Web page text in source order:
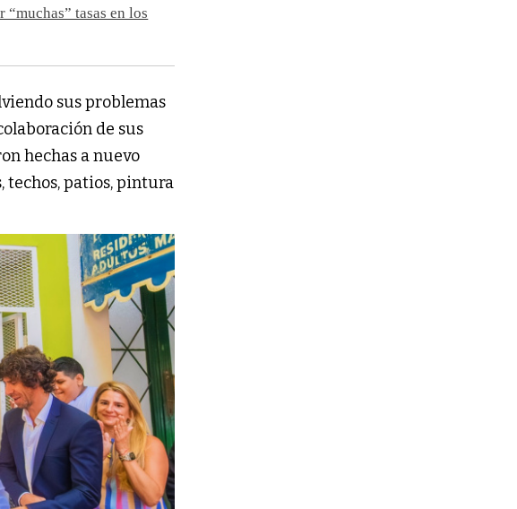
tasas en los
sus problemas
de sus
hechas a nuevo
techos, patios, pintura